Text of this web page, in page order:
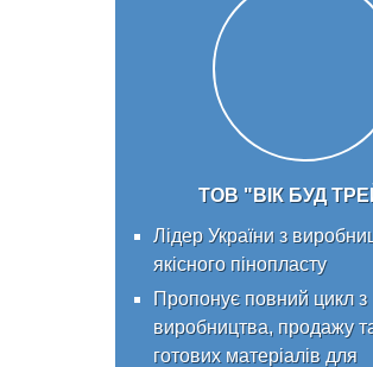
ТОВ "ВІК БУД
Лідер України з
якісного пінопласту
Пропонує повний цикл з
виробництва, продажу
готових матеріалів для